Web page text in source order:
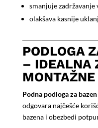
smanjuje zadržavanje
olakšava kasnije
PODLOGA
– IDEALNA
Podna podloga za
odgovara najčešće
bazena i obezbedi